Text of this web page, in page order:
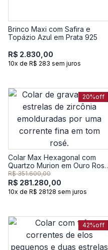
Brinco Maxi com Safira e
Topázio Azul em Prata 925
R$ 2.830,00
10x de R$ 283 sem juros
20%off
Colar Max Hexagonal com
Quartzo Murion em Ouro Rosé
18k
R$ 351.600,00
R$ 281.280,00
10x de R$ 28128 sem juros
42%off